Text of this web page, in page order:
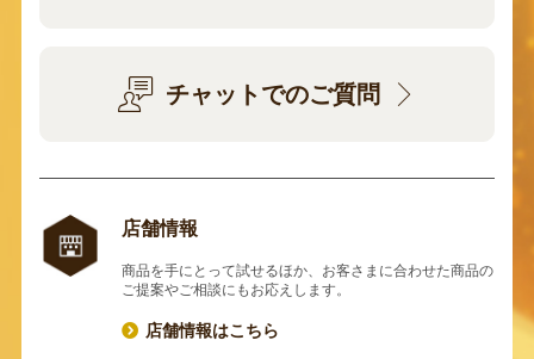
チャットでのご質問
店舗情報
商品を手にとって試せるほか、お客さまに合わせた商品の
ご提案やご相談にもお応えします。
店舗情報はこちら